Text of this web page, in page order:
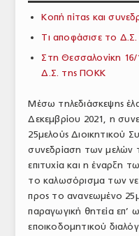
ΠΑΡΑΓΩΓΗ & ΕΜΠΟΡΙΑ
ΠΡΩΤΕΣ ΥΛΕΣ
ΕΞΟΠΛΙΣΜΟΣ
ΥΠΗΡΕΣΙΕΣ
ΕΜΠΟΡΙΚΟΙ ΑΝΤΙΠΡΟΣΩΠΟΙ
ΕΛΛΗΝΙΚΗ ΝΟΜΟΘΕΣΙΑ
Κοπή πίτας και
Τι αποφάσισε το
Στη Θεσσαλονίκη
Δ.Σ. της ΠΟΚΚ
Μέσω τηλεδιάσκεψης
Δεκεμβρίου 2021, η
25μελούς Διοικητικού
συνεδρίαση των μελών
επιτυχία και η έναρξη
το καλωσόρισμα των
προς το ανανεωμένο
παραγωγική θητεία επ’
εποικοδομητικού